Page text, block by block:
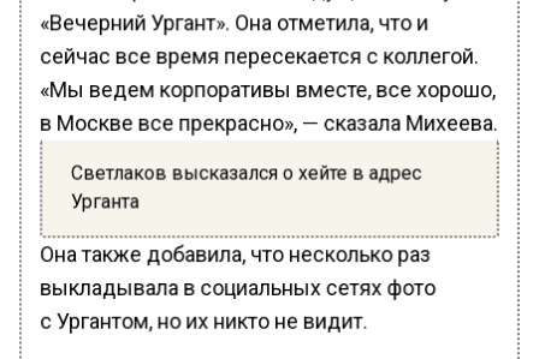
«Вечерний Ургант». Она отметила, что и
сейчас все время пересекается с коллегой.
«Мы ведем корпоративы вместе, все хорошо,
в Москве все прекрасно», — сказала Михеева.
Светлаков высказался о хейте в адрес
Урганта
Она также добавила, что несколько раз
выкладывала в социальных сетях фото
с Ургантом, но их никто не видит.